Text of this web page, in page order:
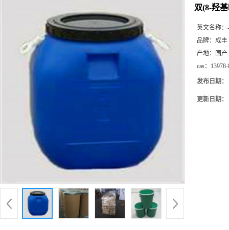
双(8-羟
英文名称： -
品牌： 成丰
产地：
国产
cas：
发布日期：
更新日期：